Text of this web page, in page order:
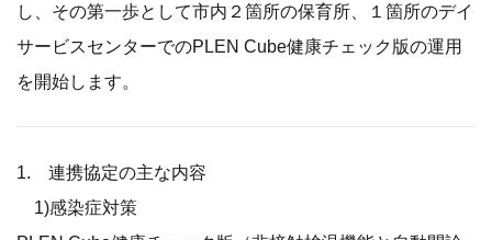
し、その第一歩として市内２箇所の保育所、１箇所のデイ
サービスセンターでのPLEN Cube健康チェック版の運用
を開始します。
1. 連携協定の主な内容
1)感染症対策